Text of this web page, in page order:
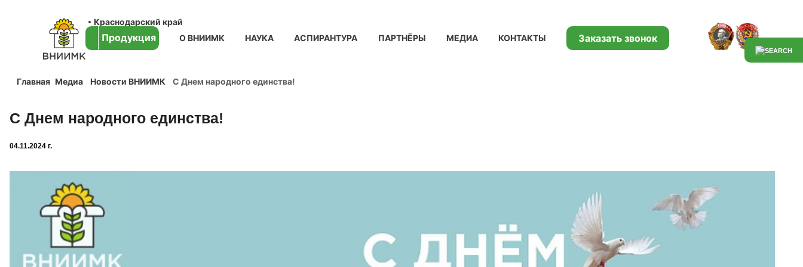
Краснодарский край
Продукция О ВНИИМК НАУКА АСПИРАНТУРА ПАРТНЁРЫ МЕДИА КОНТАКТЫ Заказать звонок
Главная Медиа Новости ВНИИМК C Днем народного единства!
C Днем народного единства!
04.11.2024 г.